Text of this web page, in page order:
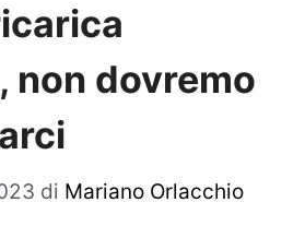
non dovremo
di Mariano Orlacchio